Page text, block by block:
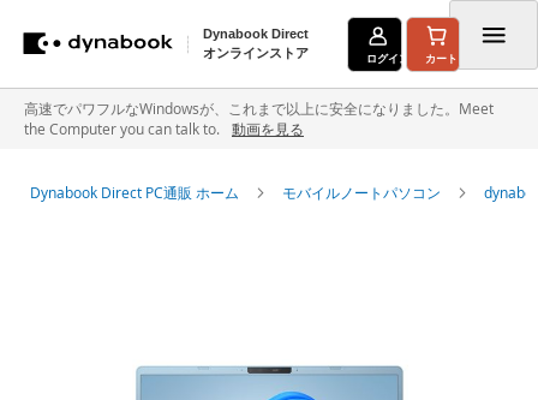
Dynabook Direct
オンラインストア
ログイン カート
高速でパワフルなWindowsが、これまで以上に安全になりました。Meet
the Computer you can talk to.
動画を見る
Dynabook Direct PC通販 ホーム モバイルノートパソコン